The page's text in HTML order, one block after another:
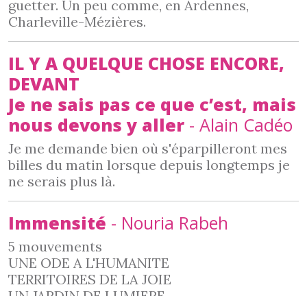
guetter. Un peu comme, en Ardennes,
Charleville-Mézières.
IL Y A QUELQUE CHOSE ENCORE,
DEVANT
Je ne sais pas ce que c’est, mais
nous devons y aller - Alain Cadéo
Je me demande bien où s'éparpilleront mes
billes du matin lorsque depuis longtemps je
ne serais plus là.
Immensité - Nouria Rabeh
5 mouvements
UNE ODE A L'HUMANITE
TERRITOIRES DE LA JOIE